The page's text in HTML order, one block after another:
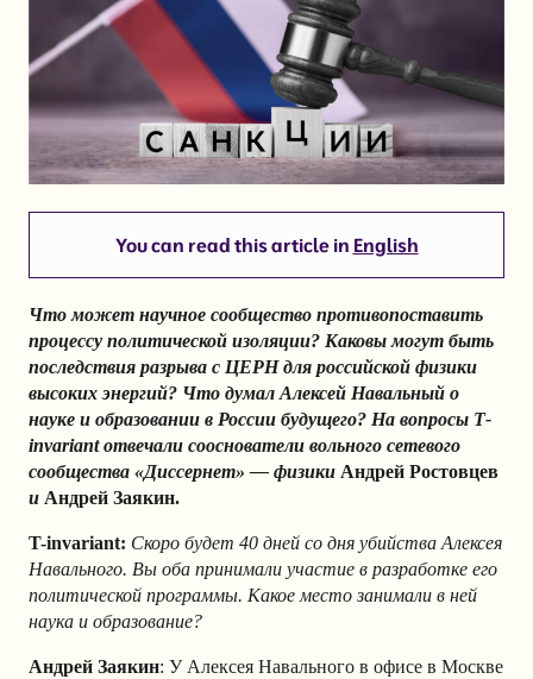
You can read this article in English
Что может научное сообщество противопоставить
процессу политической изоляции? Каковы могут быть
последствия разрыва с ЦЕРН для российской физики
высоких энергий? Что думал Алексей Навальный о
науке и образовании в России будущего? На вопросы Т-
invariant отвечали сооснователи вольного сетевого
сообщества «Диссернет» — физики Андрей Ростовцев
и Андрей Заякин.
T-invariant: Скоро будет 40 дней со дня убийства Алексея
Навального. Вы оба принимали участие в разработке его
политической программы. Какое место занимали в ней
наука и образование?
Андрей Заякин: У Алексея Навального в офисе в Москве